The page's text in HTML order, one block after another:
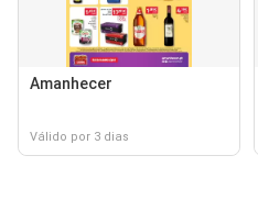
Amanhecer
Válido por 3 dias